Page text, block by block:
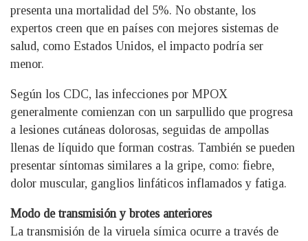
presenta una mortalidad del 5%. No obstante, los
expertos creen que en países con mejores sistemas de
salud, como Estados Unidos, el impacto podría ser
menor.
Según los CDC, las infecciones por MPOX
generalmente comienzan con un sarpullido que progresa
a lesiones cutáneas dolorosas, seguidas de ampollas
llenas de líquido que forman costras. También se pueden
presentar síntomas similares a la gripe, como: fiebre,
dolor muscular, ganglios linfáticos inflamados y fatiga.
Modo de transmisión y brotes anteriores
La transmisión de la viruela símica ocurre a través de